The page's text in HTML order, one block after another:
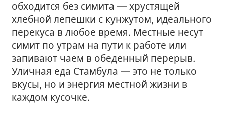
обходится без симита — хрустящей
хлебной лепешки с кунжутом, идеального
перекуса в любое время. Местные несут
симит по утрам на пути к работе или
запивают чаем в обеденный перерыв.
Уличная еда Стамбула — это не только
вкусы, но и энергия местной жизни в
каждом кусочке.